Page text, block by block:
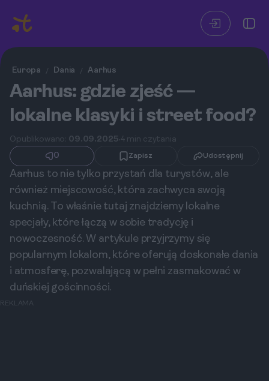
Europa / Dania / Aarhus
Aarhus: gdzie zjeść —
lokalne klasyki i street food?
Opublikowano: 09.09.2025 4 min czytania
0
Zapisz Udostępnij
Aarhus to nie tylko przystań dla turystów, ale
również miejscowość, która zachwyca swoją
kuchnią. To właśnie tutaj znajdziemy lokalne
specjały, które łączą w sobie tradycję i
nowoczesność. W artykule przyjrzymy się
popularnym lokalom, które oferują doskonałe dania
i atmosferę, pozwalającą w pełni zasmakować w
duńskiej gościnności.
REKLAMA